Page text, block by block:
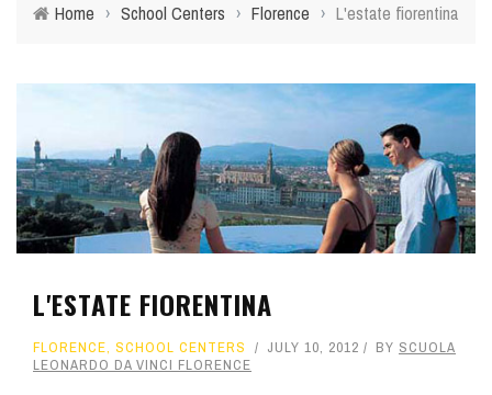
Home › School Centers › Florence › L'estate fiorentina
L'ESTATE FIORENTINA
FLORENCE, SCHOOL CENTERS JULY 10, 2012 BY SCUOLA
LEONARDO DA VINCI FLORENCE